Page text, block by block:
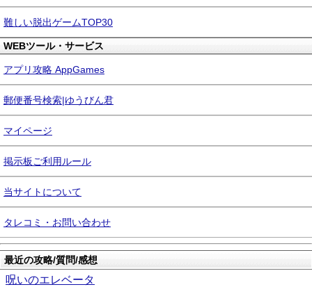
難しい脱出ゲームTOP30
WEBツール・サービス
アプリ攻略 AppGames
郵便番号検索|ゆうびん君
マイページ
掲示板ご利用ルール
当サイトについて
タレコミ・お問い合わせ
最近の攻略/質問/感想
呪いのエレベータ